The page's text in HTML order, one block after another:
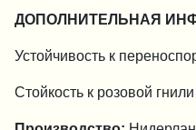
ДОПОЛНИТЕЛЬНАЯ
Устойчивость к
Стойкость к розовой